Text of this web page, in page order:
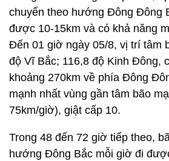
chuyển theo hướng Đông Đông
được 10-15km và có khả năng
Đến 01 giờ ngày 05/8, vị trí tâm
độ Vĩ Bắc; 116,8 độ Kinh Đông,
khoảng 270km về phía Đông
mạnh nhất vùng gần tâm bão
75km/giờ), giật cấp 10.
Trong 48 đến 72 giờ tiếp theo,
hướng Đông Bắc mỗi giờ đi